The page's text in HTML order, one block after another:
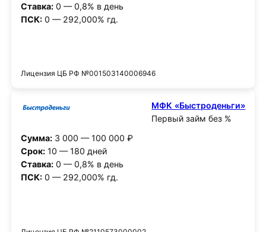
Ставка:0 — 0,8% в день
ПСК:0 — 292,000% гд.
Лицензия ЦБ РФ №001503140006946
МФК «Быстроденьги»
Первый займ без %
Сумма:3 000 — 100 000 ₽
Срок:10 — 180 дней
Ставка:0 — 0,8% в день
ПСК:0 — 292,000% гд.